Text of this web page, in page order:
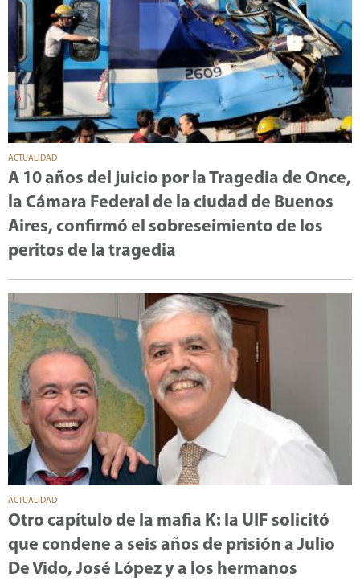
ACTUALIDAD
A 10 años del juicio por la Tragedia de Once,
la Cámara Federal de la ciudad de Buenos
Aires, confirmó el sobreseimiento de los
peritos de la tragedia
ACTUALIDAD
Otro capítulo de la mafia K: la UIF solicitó
que condene a seis años de prisión a Julio
De Vido, José López y a los hermanos